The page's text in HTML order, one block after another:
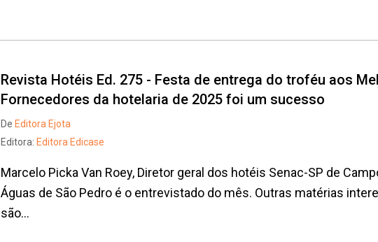
Revista Hotéis Ed. 275 - Festa de entrega do troféu aos
Fornecedores da hotelaria de 2025 foi um sucesso
De Editora Ejota
Editora: Editora Edicase
Marcelo Picka Van Roey, Diretor geral dos hotéis Senac-SP de
Águas de São Pedro é o entrevistado do mês. Outras matérias
são...